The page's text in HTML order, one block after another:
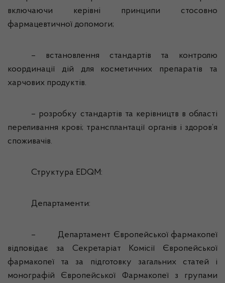
включаючи керівні принципи стосовно
фармацевтичної допомоги;
– встановлення стандартів та контролю
координації дій для косметичних препаратів та
харчових продуктів.
– розробку стандартів та керівництв в області
переливання крові; трансплантації органів і здоров’я
споживачів.
Структура EDQM:
Департаменти:
–
Департамент Європейської фармакопеї
відповідає за Секретаріат Комісії Європейської
фармакопеї та за підготовку загальних статей і
монографій Європейської Фармакопеї з групами